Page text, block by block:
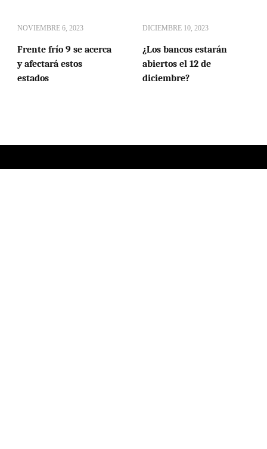
NOVIEMBRE 6, 2023
Frente frío 9 se acerca
y afectará estos
estados
DICIEMBRE 10, 2023
¿Los bancos estarán
abiertos el 12 de
diciembre?